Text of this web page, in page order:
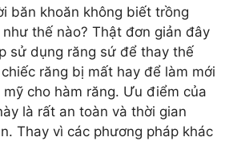
băn khoăn không biết trồng
thế nào? Thật đơn giản đây
sử dụng răng sứ để thay thế
răng bị mất hay để làm mới
cho hàm răng. Ưu điểm của
là rất an toàn và thời gian
Thay vì các phương pháp khác